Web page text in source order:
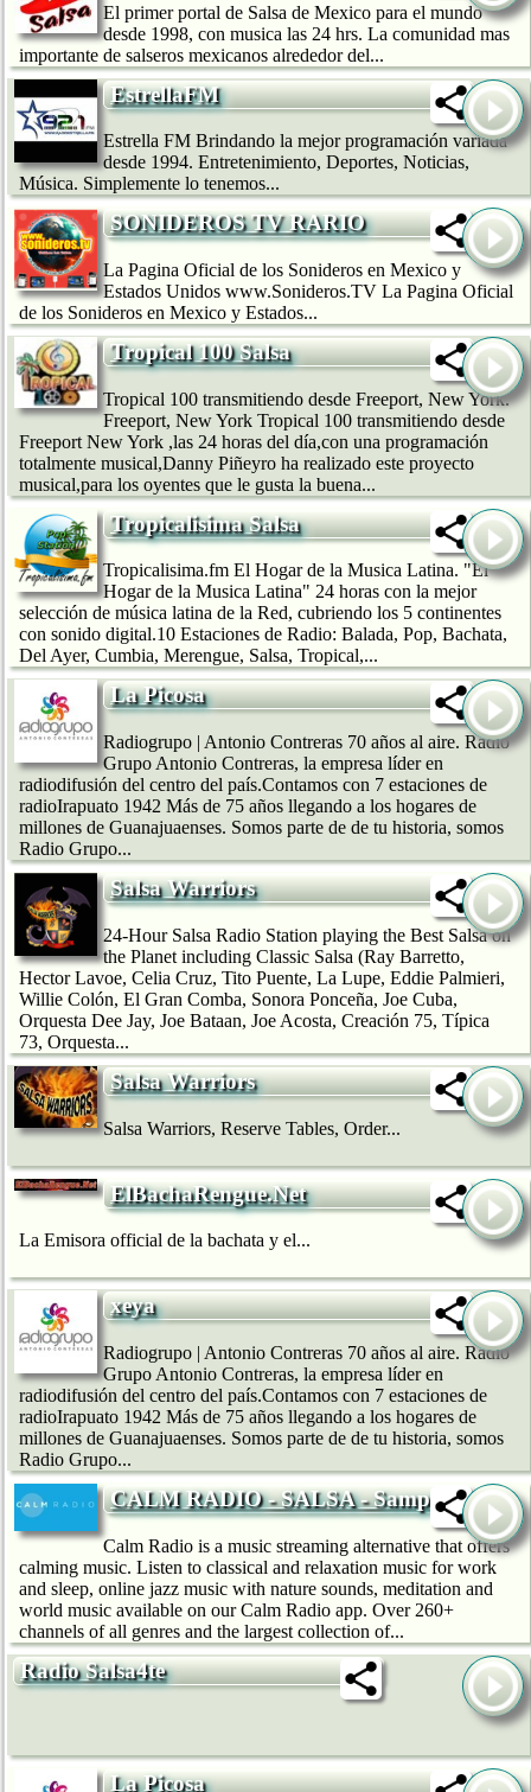
El primer portal de Salsa de Mexico para el mundo
desde 1998, con musica las 24 hrs. La comunidad mas
importante de salseros mexicanos alrededor del...
EstrellaFM
Estrella FM Brindando la mejor programación variada
desde 1994. Entretenimiento, Deportes, Noticias,
Música. Simplemente lo tenemos...
SONIDEROS TV RARIO
La Pagina Oficial de los Sonideros en Mexico y
Estados Unidos www.Sonideros.TV La Pagina Oficial
de los Sonideros en Mexico y Estados...
Tropical 100 Salsa
Tropical 100 transmitiendo desde Freeport, New York.
Freeport, New York Tropical 100 transmitiendo desde
Freeport New York ,las 24 horas del día,con una programación
totalmente musical,Danny Piñeyro ha realizado este proyecto
musical,para los oyentes que le gusta la buena...
Tropicalisima Salsa
Tropicalisima.fm El Hogar de la Musica Latina. "El
Hogar de la Musica Latina" 24 horas con la mejor
selección de música latina de la Red, cubriendo los 5 continentes
con sonido digital.10 Estaciones de Radio: Balada, Pop, Bachata,
Del Ayer, Cumbia, Merengue, Salsa, Tropical,...
La Picosa
Radiogrupo | Antonio Contreras 70 años al aire. Radio
Grupo Antonio Contreras, la empresa líder en
radiodifusión del centro del país.Contamos con 7 estaciones de
radioIrapuato 1942 Más de 75 años llegando a los hogares de
millones de Guanajuaenses. Somos parte de de tu historia, somos
Radio Grupo...
Salsa Warriors
24-Hour Salsa Radio Station playing the Best Salsa on
the Planet including Classic Salsa (Ray Barretto,
Hector Lavoe, Celia Cruz, Tito Puente, La Lupe, Eddie Palmieri,
Willie Colón, El Gran Comba, Sonora Ponceña, Joe Cuba,
Orquesta Dee Jay, Joe Bataan, Joe Acosta, Creación 75, Típica
73, Orquesta...
Salsa Warriors
Salsa Warriors, Reserve Tables, Order...
ElBachaRengue.Net
La Emisora official de la bachata y el...
xeya
Radiogrupo | Antonio Contreras 70 años al aire. Radio
Grupo Antonio Contreras, la empresa líder en
radiodifusión del centro del país.Contamos con 7 estaciones de
radioIrapuato 1942 Más de 75 años llegando a los hogares de
millones de Guanajuaenses. Somos parte de de tu historia, somos
Radio Grupo...
CALM RADIO - SALSA - Sampler
Calm Radio is a music streaming alternative that offers
calming music. Listen to classical and relaxation music for work
and sleep, online jazz music with nature sounds, meditation and
world music available on our Calm Radio app. Over 260+
channels of all genres and the largest collection of...
Radio Salsa4te
La Picosa